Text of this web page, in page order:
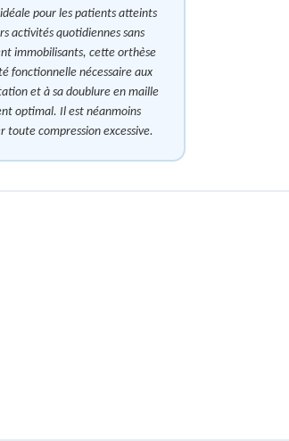
pour les patients atteints
activités quotidiennes sans
immobilisants, cette orthèse
fonctionnelle nécessaire aux
et à sa doublure en maille
optimal. Il est néanmoins
compression excessive.